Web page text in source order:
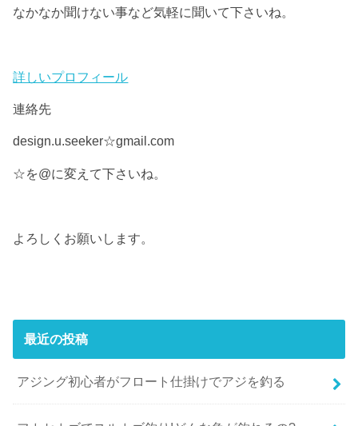
なかなか聞けない事など気軽に聞いて下さいね。
詳しいプロフィール
連絡先
design.u.seeker☆gmail.com
☆を@に変えて下さいね。
よろしくお願いします。
最近の投稿
アジング初心者がフロート仕掛けでアジを釣る